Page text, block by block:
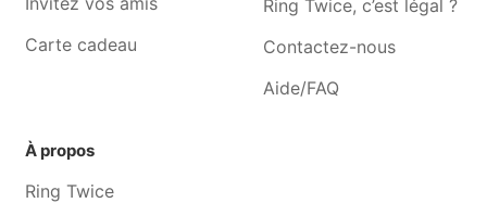
Carte cadeau
Ring Twice, c’est légal ?
Contactez-nous
Aide/FAQ
À propos
Ring Twice